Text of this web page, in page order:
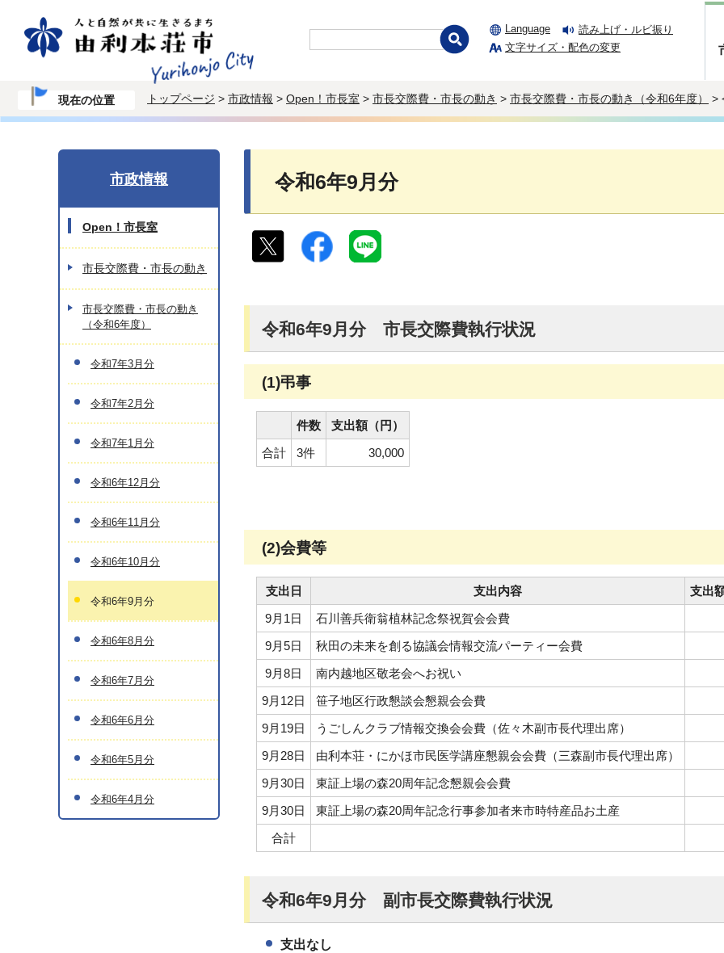
Language
読み上げ・ルビ振り
文字サイズ・配色の変更
現在の位置 トップページ > 市政情報 > Open！市長室 > 市長交際費・市長の動き > 市長交際費・市長の動き（令和6年度） >
令和6年9月分
令和6年9月分 市長交際費執行状況
(1)弔事
件数
支出額（円）
合計
3件 30,000
(2)会費等
支出日 支出内容
支出
9月1日
石川善兵衛翁植林記念祭祝賀会会費
9月5日
秋田の未来を創る協議会情報交流パーティー会費
9月8日
南内越地区敬老会へお祝い
9月12日
笹子地区行政懇談会懇親会会費
9月19日
うごしんクラブ情報交換会会費（佐々木副市長代理出席）
9月28日
由利本荘・にかほ市民医学講座懇親会会費（三森副市長代理出席）
9月30日
東証上場の森20周年記念懇親会会費
9月30日
東証上場の森20周年記念行事参加者来市時特産品お土産
合計
令和6年9月分 副市長交際費執行状況
支出なし
市政情報
Open！市長室
市長交際費・市長の動き
市長交際費・市長の動き
（令和6年度）
令和7年3月分
令和7年2月分
令和7年1月分
令和6年12月分
令和6年11月分
令和6年10月分
令和6年9月分
令和6年8月分
令和6年7月分
令和6年6月分
令和6年5月分
令和6年4月分